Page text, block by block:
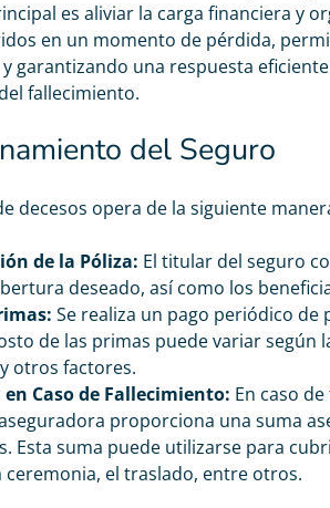
es aliviar la carga financiera y
en un momento de pérdida,
garantizando una respuesta
fallecimiento.
del Seguro
decesos opera de la siguiente
de la Póliza: El titular del seguro
deseado, así como los
Se realiza un pago periódico
de las primas puede variar según
otros factores.
Caso de Fallecimiento: En caso
proporciona una suma
Esta suma puede utilizarse para
ceremonia, el traslado, entre otros.